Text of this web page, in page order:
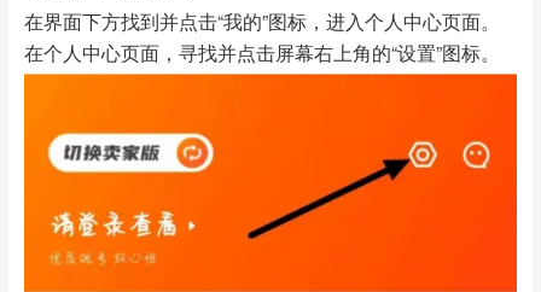
在界面下方找到并点击“我的”图标，进入个人中心页面。
在个人中心页面，寻找并点击屏幕右上角的“设置”图标。